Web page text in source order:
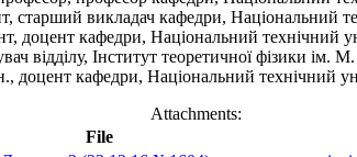
старший викладач кафедри, Національний
доцент кафедри, Національний технічний
відділу, Інститут теоретичної фізики
кафедри, Національний технічний
Attachments:
File